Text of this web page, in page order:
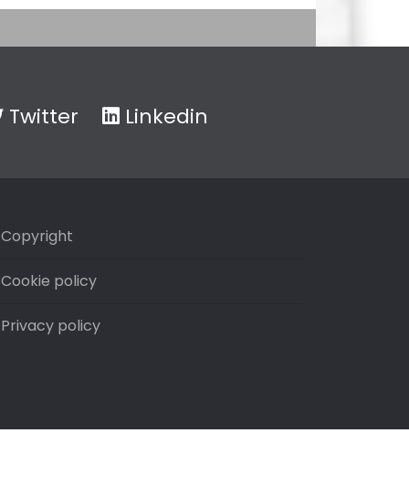
Twitter Linkedin
Copyright
Cookie policy
Privacy policy